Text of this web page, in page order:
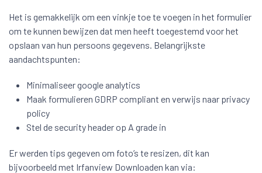
Het is gemakkelijk om een vinkje toe te voegen in het formulier
om te kunnen bewijzen dat men heeft toegestemd voor het
opslaan van hun persoons gegevens. Belangrijkste
aandachtspunten:
Minimaliseer google analytics
Maak formulieren GDRP compliant en verwijs naar privacy
policy
Stel de security header op A grade in
Er werden tips gegeven om foto’s te resizen, dit kan
bijvoorbeeld met Irfanview Downloaden kan via: